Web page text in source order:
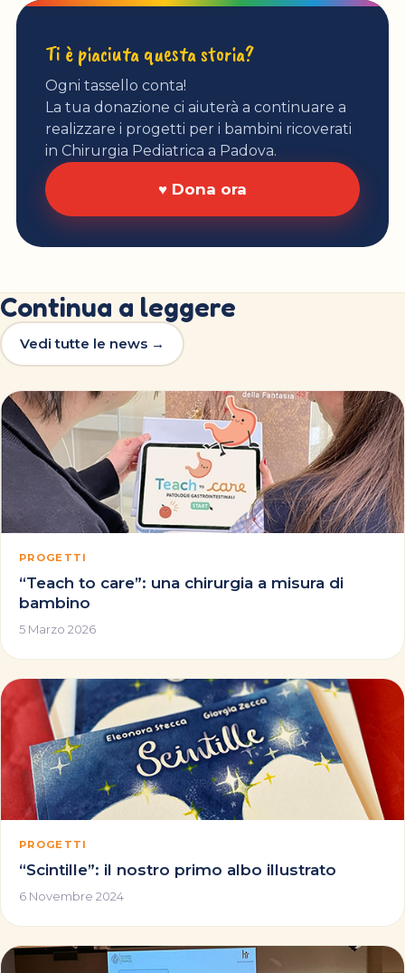
Ti è piaciuta questa storia?
Ogni tassello conta!
La tua donazione ci aiuterà a continuare a
realizzare i progetti per i bambini ricoverati
in Chirurgia Pediatrica a Padova.
♥ Dona ora
Continua a leggere
Vedi tutte le news →
PROGETTI
“Teach to care”: una chirurgia a misura di
bambino
5 Marzo 2026
PROGETTI
“Scintille”: il nostro primo albo illustrato
6 Novembre 2024